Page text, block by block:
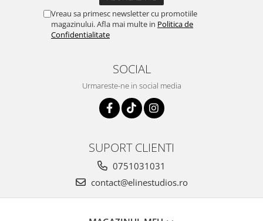
Vreau sa primesc newsletter cu promotiile
magazinului. Afla mai multe in Politica de
Confidentialitate
SOCIAL
Urmareste-ne in social media
SUPORT CLIENTI
0751031031
contact@elinestudios.ro